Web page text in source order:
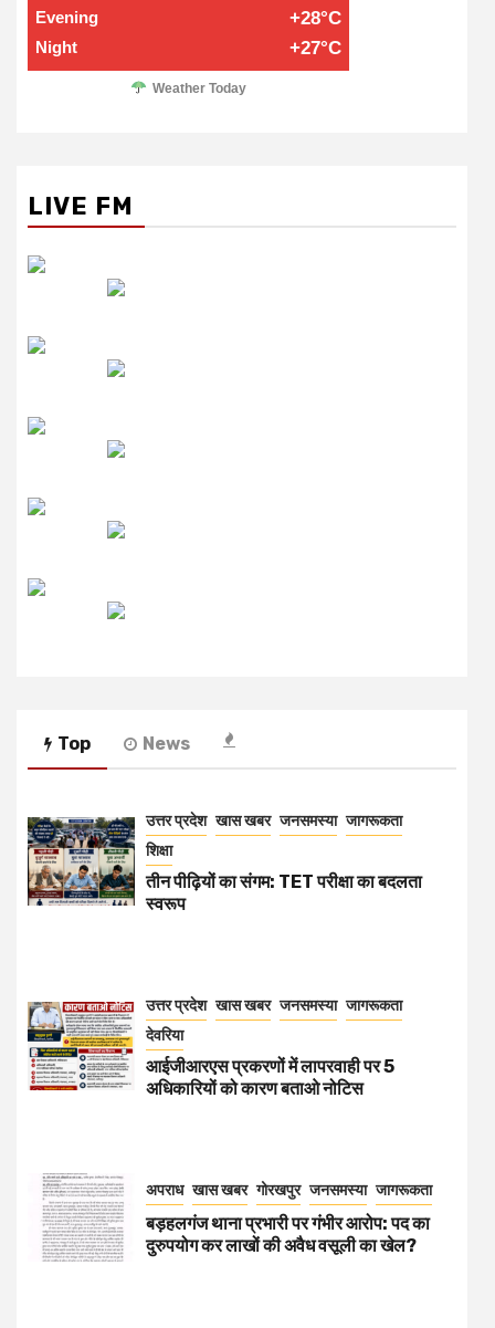
Evening +28°C
Night +27°C
Weather Today
LIVE FM
Top News
उत्तर प्रदेश खास खबर जनसमस्या जागरूकता
शिक्षा
तीन पीढ़ियों का संगम: TET परीक्षा का बदलता
स्वरूप
उत्तर प्रदेश खास खबर जनसमस्या जागरूकता
देवरिया
आईजीआरएस प्रकरणों में लापरवाही पर 5
अधिकारियों को कारण बताओ नोटिस
अपराध खास खबर गोरखपुर जनसमस्या जागरूकता
बड़हलगंज थाना प्रभारी पर गंभीर आरोप: पद का
दुरुपयोग कर लाखों की अवैध वसूली का खेल?